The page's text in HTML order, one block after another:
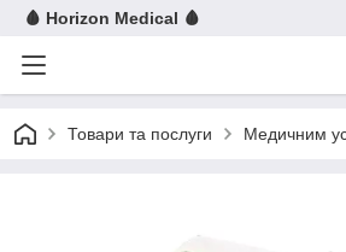
🩸 Horizon Medical 🩸
Товари та послуги Медичним